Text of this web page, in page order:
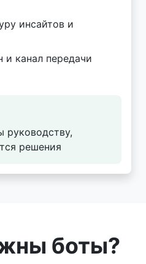
инсайтов и
и канал передачи
руководству,
решения
боты?